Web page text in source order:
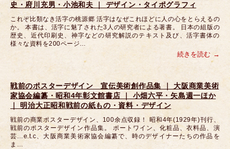
史・府川充男・小池和夫 ｜ デザイン・タイポグラフィ
これぞ比類なき活字の桃源郷 活字はなぜこれほどに人の心をとらえるの
か。 本書は、活字に魅了された3人の研究者による著書。 日本の組版の
歴史、近代印刷史、神字などの研究解説のテキスト及び、活字書体の
様々な資料を200ページ…
続きを読む
戦前のポスターデザイン 宣伝美術創作品集 ｜ 大阪商業美術
家協会編纂・昭和4年彰文館書店 ｜ 小畑六平・矢島週一ほか
｜ 明治大正昭和戦前の紙もの・資料・デザイン
戦前の商業ポスターデザイン、100余点収録！ 昭和4年(1929年)刊行、
戦前のポスターデザイン作品集。 ポートワイン、化粧品、衣料品、演
芸…e.t.c、大阪商業美術家協会編纂で、時のデザイナーたちの作品を
ま…